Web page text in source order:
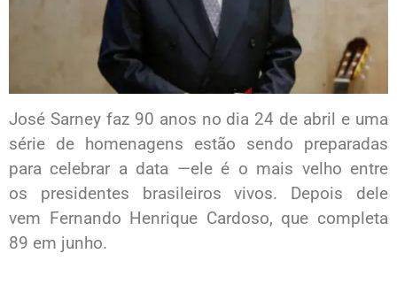
José Sarney faz 90 anos no dia 24 de abril e uma
série de homenagens estão sendo preparadas
para celebrar a data —ele é o mais velho entre
os presidentes brasileiros vivos. Depois dele
vem Fernando Henrique Cardoso, que completa
89 em junho.